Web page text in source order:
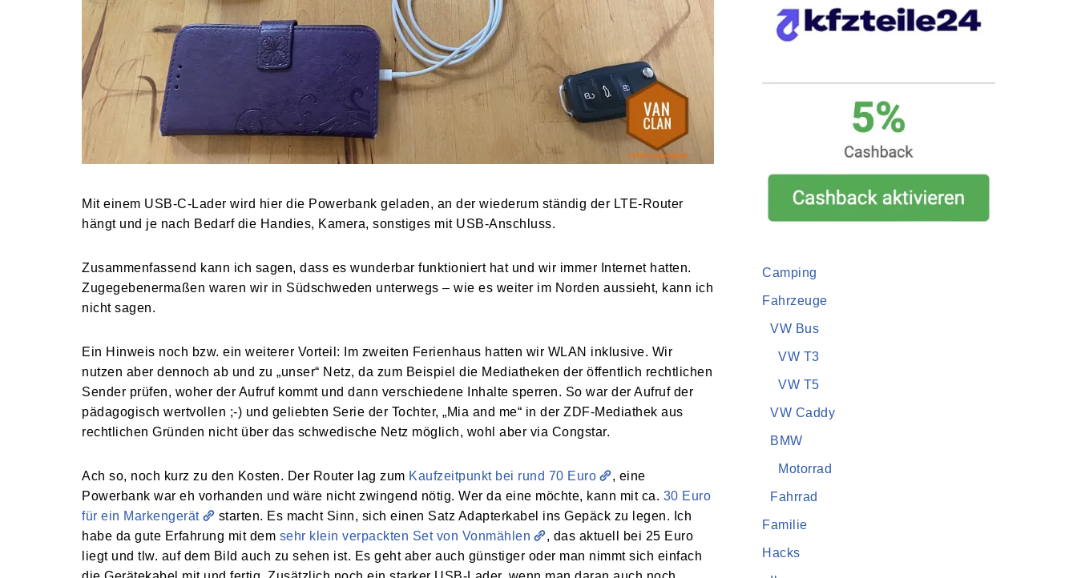
Mit einem USB-C-Lader wird hier die Powerbank geladen, an der wiederum ständig der LTE-Router
hängt und je nach Bedarf die Handies, Kamera, sonstiges mit USB-Anschluss.
Zusammenfassend kann ich sagen, dass es wunderbar funktioniert hat und wir immer Internet hatten.
Zugegebenermaßen waren wir in Südschweden unterwegs – wie es weiter im Norden aussieht, kann ich
nicht sagen.
Ein Hinweis noch bzw. ein weiterer Vorteil: Im zweiten Ferienhaus hatten wir WLAN inklusive. Wir
nutzen aber dennoch ab und zu „unser“ Netz, da zum Beispiel die Mediatheken der öffentlich rechtlichen
Sender prüfen, woher der Aufruf kommt und dann verschiedene Inhalte sperren. So war der Aufruf der
pädagogisch wertvollen ;-) und geliebten Serie der Tochter, „Mia and me“ in der ZDF-Mediathek aus
rechtlichen Gründen nicht über das schwedische Netz möglich, wohl aber via Congstar.
Ach so, noch kurz zu den Kosten. Der Router lag zum Kaufzeitpunkt bei rund 70 Euro
, eine
Powerbank war eh vorhanden und wäre nicht zwingend nötig. Wer da eine möchte, kann mit ca. 30 Euro
für ein Markengerät
starten. Es macht Sinn, sich einen Satz Adapterkabel ins Gepäck zu legen. Ich
habe da gute Erfahrung mit dem sehr klein verpackten Set von Vonmählen
, das aktuell bei 25 Euro
liegt und tlw. auf dem Bild auch zu sehen ist. Es geht aber auch günstiger oder man nimmt sich einfach
VW Bus T5
Multivan
Camping
Fahrzeuge
VW Bus
VW T3
VW T5
VW Caddy
BMW
Motorrad
Fahrrad
Familie
Hacks